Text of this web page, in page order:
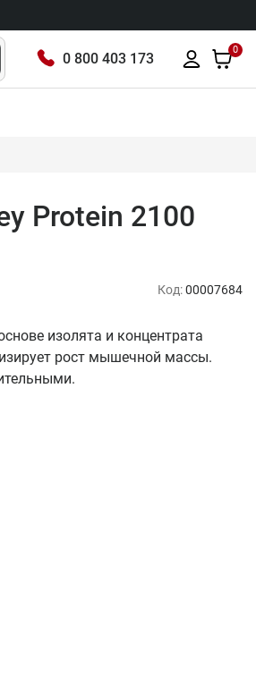
0 800 403 173
0
Protein 2100
Код:00007684
изолята и концентрата
рост мышечной массы.